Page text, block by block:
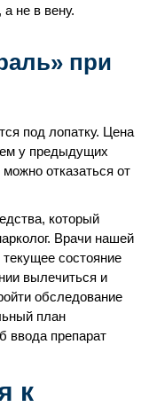
не в вену.
при
под лопатку. Цена
у предыдущих
отказаться от
который
Врачи нашей
состояние
вылечиться и
обследование
план
ввода препарат
к